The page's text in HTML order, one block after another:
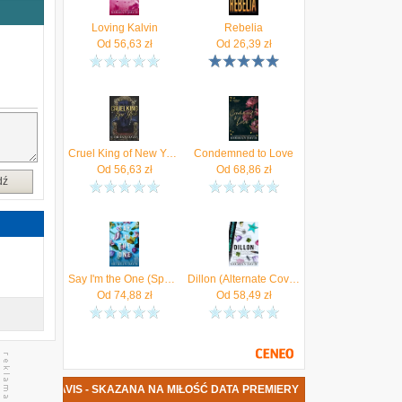
Loving Kalvin
Od 56,63 zł
Rebelia
Od 26,39 zł
Cruel King of New York (The Accardi Twins Book 2) - Davis Siobhan
Od 56,63 zł
Condemned to Love
Od 68,86 zł
Say I'm the One (Special Edition)
Od 74,88zł
Dillon (Alternate Cover) Davis
Od 58,49 zł
DAVIS - SKAZANA NA MIŁOŚĆ DATA PREMIERY